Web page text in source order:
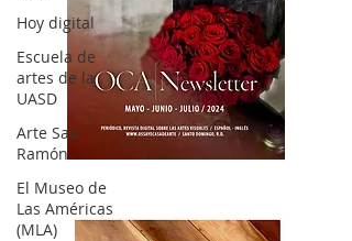
Hoy digital
Escuela de
artes de la
UASD
Arte San
Ramón
El Museo de
Las Américas
(MLA)